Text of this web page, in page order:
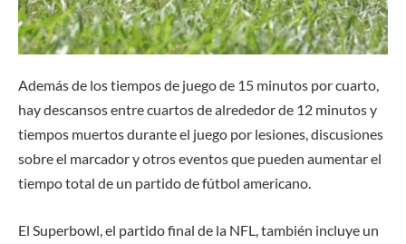
Además de los tiempos de juego de 15 minutos por cuarto,
hay descansos entre cuartos de alrededor de 12 minutos y
tiempos muertos durante el juego por lesiones, discusiones
sobre el marcador y otros eventos que pueden aumentar el
tiempo total de un partido de fútbol americano.
El Superbowl, el partido final de la NFL, también incluye un